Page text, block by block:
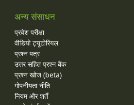
अन्य संसाधन
प्रवेश परीक्षा
वीडियो ट्यूटोरियल
प्रश्न पत्र
उत्तर सहित प्रश्न बैंक
प्रश्न खोज (beta)
गोपनीयता नीति
नियम और शर्तें